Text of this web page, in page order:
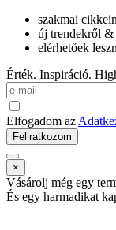
szakmai
új trendekről &
elérhetőek
Érték. Inspiráció.
Elfogadom az
Feliratkozom
×
Vásárolj még egy
És egy harmadikat